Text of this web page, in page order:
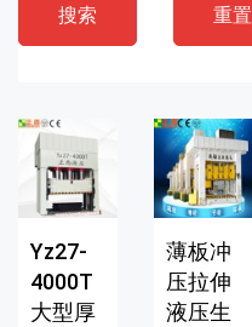
搜索 重置
Yz27-
4000T
大型厚
薄板冲
压拉伸
液压生